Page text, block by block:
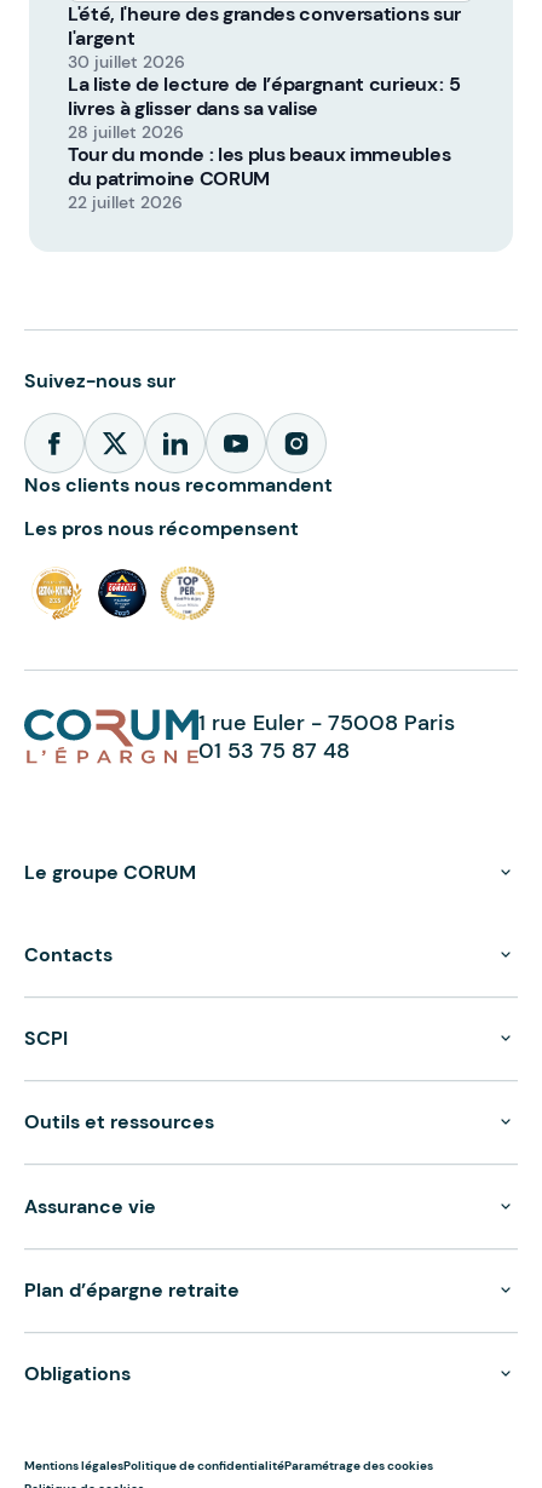
L'été, l'heure des grandes conversations sur
l'argent
30 juillet 2026
La liste de lecture de l’épargnant curieux : 5
livres à glisser dans sa valise
28 juillet 2026
Tour du monde : les plus beaux immeubles
du patrimoine CORUM
22 juillet 2026
Suivez-nous sur
Nos clients nous recommandent
Les pros nous récompensent
1 rue Euler - 75008 Paris
01 53 75 87 48
Le groupe CORUM
Contacts
SCPI
Outils et ressources
Assurance vie
Plan d’épargne retraite
Obligations
Mentions légalesPolitique de confidentialitéParamétrage des cookies